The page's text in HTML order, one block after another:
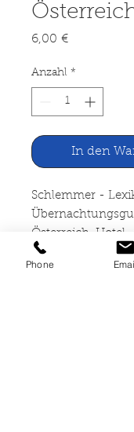
6,00 €Preis
Anzahl *
In den
Schlemmer -
Österreich,
Restaurantführer
Phone